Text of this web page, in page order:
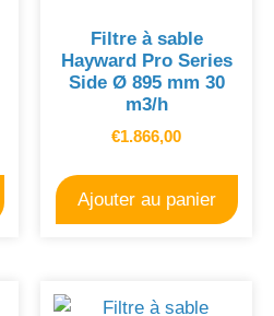
Filtre à sable
Hayward Pro Series
Side Ø 895 mm 30
m3/h
€1.866,00
Ajouter au panier